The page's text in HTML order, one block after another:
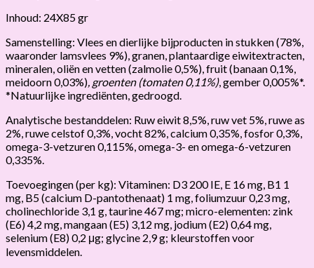
Inhoud: 24X85 gr
Samenstelling: Vlees en dierlijke bijproducten in stukken (78%,
waaronder lamsvlees 9%), granen, plantaardige eiwitextracten,
mineralen, oliën en vetten (zalmolie 0,5%), fruit (banaan 0,1%,
meidoorn 0,03%) , groenten (tomaten 0,11%), gember 0,005%*.
*Natuurlijke ingrediënten, gedroogd.
Analytische bestanddelen: Ruw eiwit 8,5%, ruw vet 5%, ruwe as
2%, ruwe celstof 0,3%, vocht 82%, calcium 0,35%, fosfor 0,3%,
omega-3-vetzuren 0,115%, omega-3- en omega-6-vetzuren
0,335%.
Toevoegingen (per kg): Vitaminen: D3 200 IE, E 16 mg, B1 1
mg, B5 (calcium D-pantothenaat) 1 mg, foliumzuur 0,23 mg,
cholinechloride 3,1 g, taurine 467 mg; micro-elementen: zink
(E6) 4,2 mg, mangaan (E5) 3,12 mg, jodium (E2) 0,64 mg,
selenium (E8) 0,2 μg; glycine 2,9 g; kleurstoffen voor
levensmiddelen.